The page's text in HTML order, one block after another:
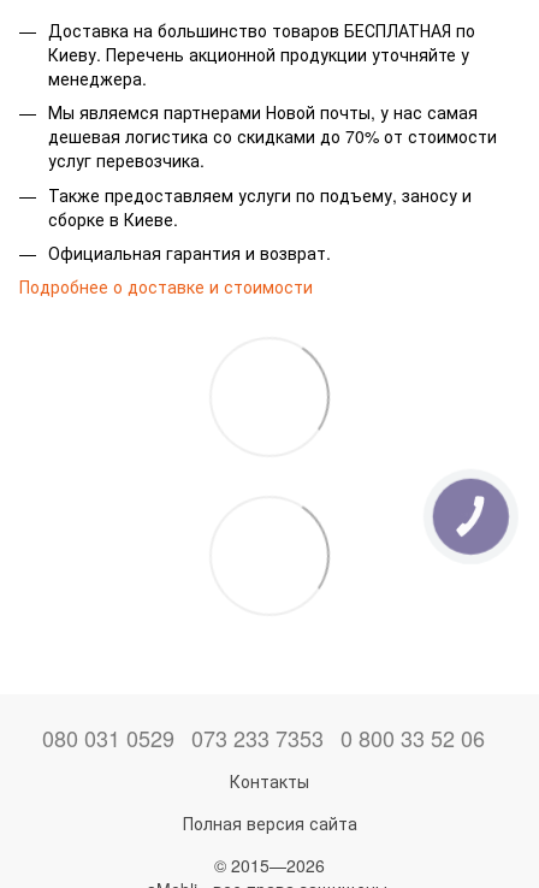
Доставка на большинство товаров БЕСПЛАТНАЯ по
Киеву. Перечень акционной продукции уточняйте у
менеджера.
Мы являемся партнерами Новой почты, у нас самая
дешевая логистика со скидками до 70% от стоимости
услуг перевозчика.
Также предоставляем услуги по подъему, заносу и
сборке в Киеве.
Официальная гарантия и возврат.
Подробнее о доставке и стоимости
080 031 0529 073 233 7353 0 800 33 52 06
Контакты
Полная версия сайта
© 2015—2026